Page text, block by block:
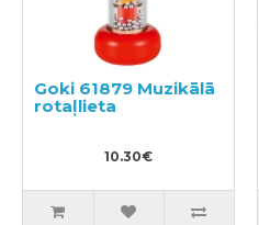
Goki 61879 Muzikālā
rotaļlieta
10.30€